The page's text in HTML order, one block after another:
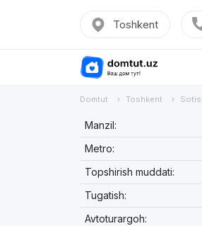
Toshkent
Domtut Toshkent
Manzil:
Metro:
Topshirish muddati:
Tugatish:
Avtoturargoh: